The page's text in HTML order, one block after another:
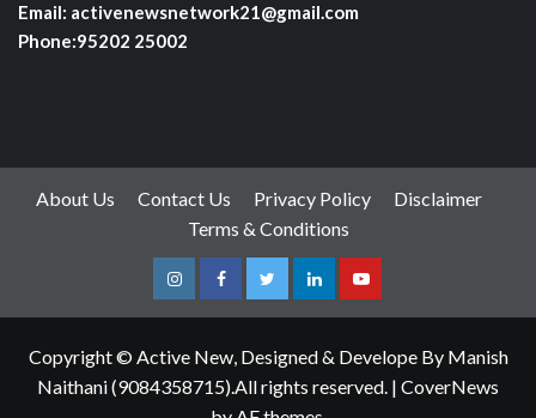
Email: activenewsnetwork21@gmail.com
Phone:95202 25002
About Us Contact Us Privacy Policy
Disclaimer
Terms & Conditions
InstagramFacebookTwitterLinkedinYoutube
Copyright © Active New, Designed & Develope By Manish
Naithani (9084358715).All rights reserved. | CoverNews